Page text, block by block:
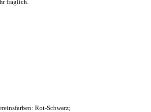
fraglich.
Rot-Schwarz;